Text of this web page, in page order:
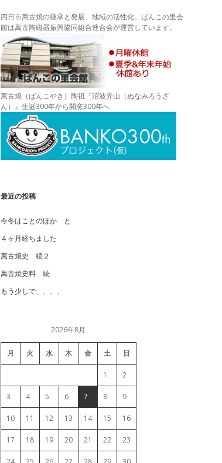
四日市萬古焼の継承と発展、地域の活性化。ばんこの里会
館は萬古陶磁器振興協同組合連合会が運営しています。
萬古焼（ばんこやき）陶祖『沼波弄山（ぬなみろうざ
ん）』生誕300年から開窯300年へ
最近の投稿
今冬はことのほか と
４ヶ月経ちました
萬古焼史 続２
萬古焼史料 続
もう少しで、、、、
2026年8月
月 火 水 木 金 土 日
1 2
3 4 5 6 7 8 9
10 11 12 13 14 15 16
17 18 19 20 21 22 23